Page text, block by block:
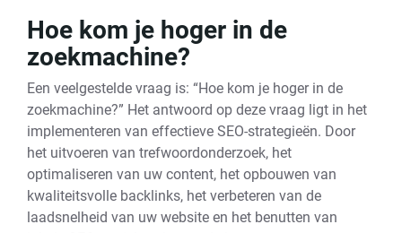
Hoe kom je hoger in de
zoekmachine?
Een veelgestelde vraag is: “Hoe kom je hoger in de
zoekmachine?” Het antwoord op deze vraag ligt in het
implementeren van effectieve SEO-strategieën. Door
het uitvoeren van trefwoordonderzoek, het
optimaliseren van uw content, het opbouwen van
kwaliteitsvolle backlinks, het verbeteren van de
laadsnelheid van uw website en het benutten van